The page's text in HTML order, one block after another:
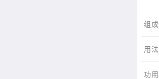
组成
用法
功用